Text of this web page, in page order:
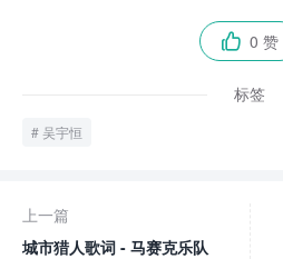
 0 赞
标签
吴宇恒
上一篇
城市猎人歌词 - 马赛克乐队